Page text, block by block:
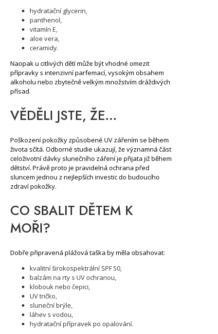
hydratační glycerin,
panthenol,
vitamín E,
aloe vera,
ceramidy.
Naopak u citlivých dětí může být vhodné omezit
přípravky s intenzivní parfemací, vysokým obsahem
alkoholu nebo zbytečně velkým množstvím dráždivých
přísad.
VĚDĚLI JSTE, ŽE…
Poškození pokožky způsobené UV zářením se během
života sčítá. Odborné studie ukazují, že významná část
celoživotní dávky slunečního záření je přijata již během
dětství. Právě proto je pravidelná ochrana před
sluncem jednou z nejlepších investic do budoucího
zdraví pokožky.
CO SBALIT DĚTEM K
MOŘI?
Dobře připravená plážová taška by měla obsahovat:
kvalitní širokospektrální SPF 50,
balzám na rty s UV ochranou,
klobouk nebo čepici,
UV tričko,
sluneční brýle,
láhev s vodou,
hydratační přípravek po opalování.